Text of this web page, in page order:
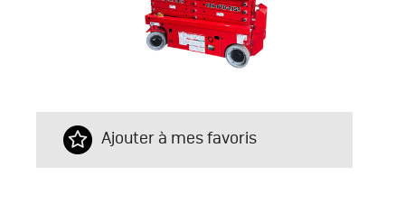
Ajouter à mes favoris